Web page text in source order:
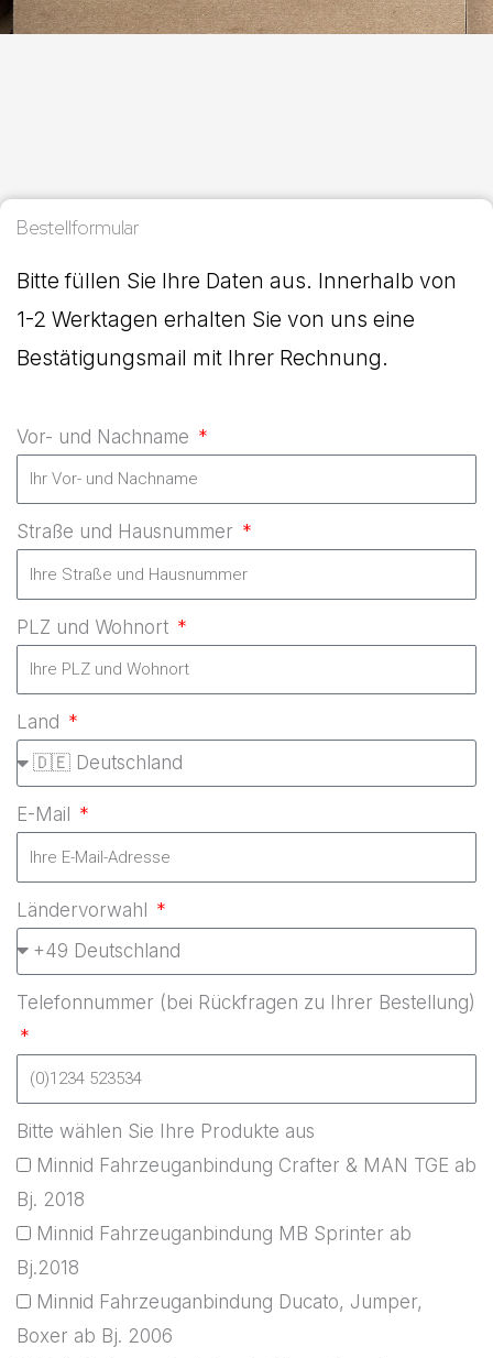
Bestellformular
Bitte füllen Sie Ihre Daten aus. Innerhalb von
1-2 Werktagen erhalten Sie von uns eine
Bestätigungsmail mit Ihrer Rechnung.
Vor- und Nachname
Straße und Hausnummer
PLZ und Wohnort
Land
E-Mail
Ländervorwahl
Telefonnummer (bei Rückfragen zu Ihrer Bestellung)
Bitte wählen Sie Ihre Produkte aus
Minnid Fahrzeuganbindung Crafter & MAN TGE ab
Bj. 2018
Minnid Fahrzeuganbindung MB Sprinter ab
Bj.2018
Minnid Fahrzeuganbindung Ducato, Jumper,
Boxer ab Bj. 2006